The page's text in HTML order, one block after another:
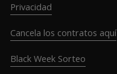
Privacidad
Cancela los contratos aquí
Black Week Sorteo